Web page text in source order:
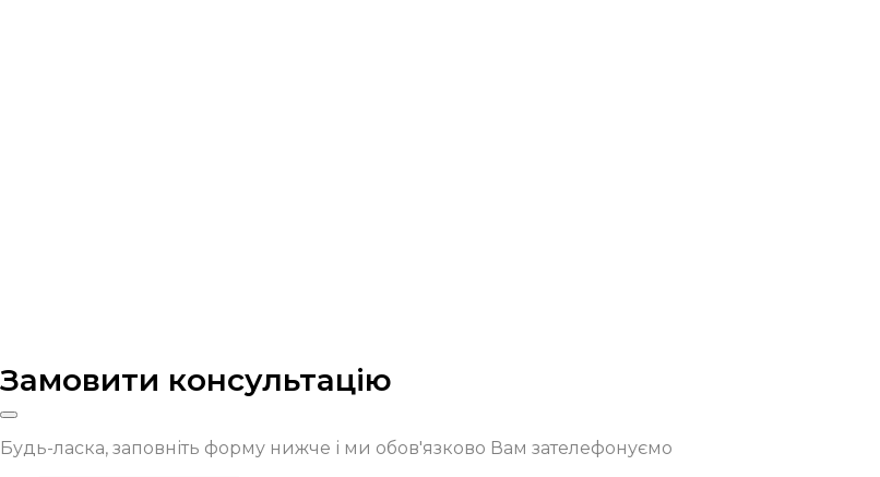
Замовити консультацію
Будь-ласка, заповніть форму нижче і ми обов'язково Вам зателефонуємо